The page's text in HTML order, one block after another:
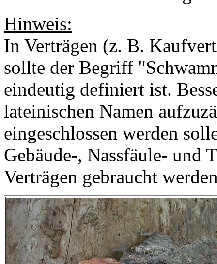
Hinweis:
In Verträgen (z. B.
sollte der Begriff
eindeutig definiert ist.
lateinischen Namen
eingeschlossen werden
Gebäude-, Nassfäule- und
Verträgen gebraucht